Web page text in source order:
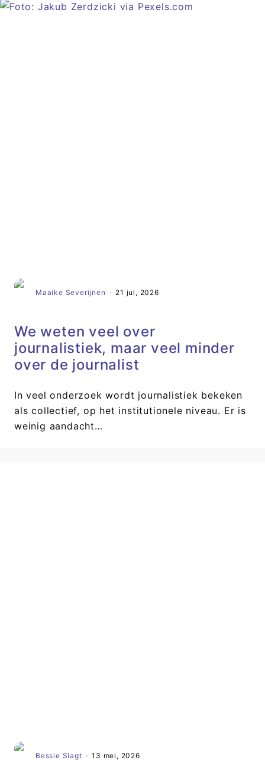
Maaike Severijnen · 21 jul, 2026
We weten veel over
journalistiek, maar veel minder
over de journalist
In veel onderzoek wordt journalistiek bekeken
als collectief, op het institutionele niveau. Er is
weinig aandacht…
Bessie Slagt · 13 mei, 2026